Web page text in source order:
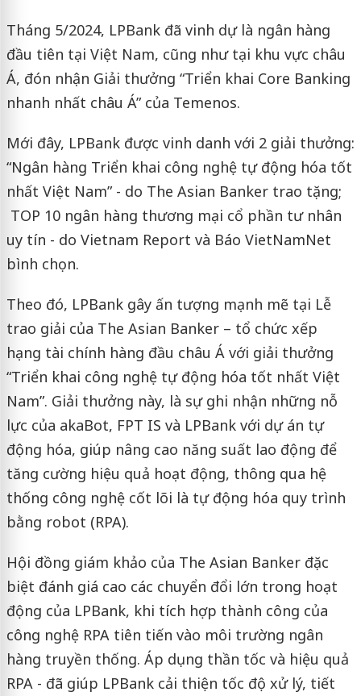
Tháng 5/2024, LPBank đã vinh dự là ngân hàng
đầu tiên tại Việt Nam, cũng như tại khu vực châu
Á, đón nhận Giải thưởng “Triển khai Core Banking
nhanh nhất châu Á” của Temenos.
Mới đây, LPBank được vinh danh với 2 giải thưởng:
“Ngân hàng Triển khai công nghệ tự động hóa tốt
nhất Việt Nam” - do The Asian Banker trao tặng;
TOP 10 ngân hàng thương mại cổ phần tư nhân
uy tín - do Vietnam Report và Báo VietNamNet
bình chọn.
Theo đó, LPBank gây ấn tượng mạnh mẽ tại Lễ
trao giải của The Asian Banker – tổ chức xếp
hạng tài chính hàng đầu châu Á với giải thưởng
“Triển khai công nghệ tự động hóa tốt nhất Việt
Nam”. Giải thưởng này, là sự ghi nhận những nỗ
lực của akaBot, FPT IS và LPBank với dự án tự
động hóa, giúp nâng cao năng suất lao động để
tăng cường hiệu quả hoạt động, thông qua hệ
thống công nghệ cốt lõi là tự động hóa quy trình
bằng robot (RPA).
Hội đồng giám khảo của The Asian Banker đặc
biệt đánh giá cao các chuyển đổi lớn trong hoạt
động của LPBank, khi tích hợp thành công của
công nghệ RPA tiên tiến vào môi trường ngân
hàng truyền thống. Áp dụng thần tốc và hiệu quả
RPA - đã giúp LPBank cải thiện tốc độ xử lý, tiết